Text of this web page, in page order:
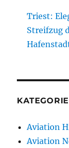
Triest:
Streifzug
Aviation
Aviation